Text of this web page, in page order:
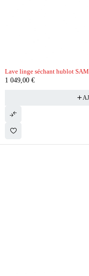
Lave linge séchant hublot
1 049,00 €